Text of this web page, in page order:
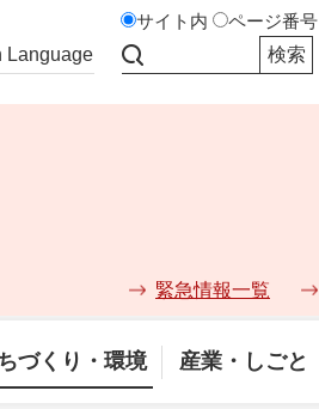
Language
サイト内 ページ番号
緊急情報一覧
づくり・環境 産業・しごと